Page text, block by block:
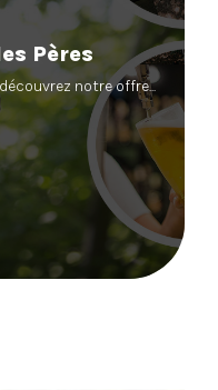
Pères
notre offre...